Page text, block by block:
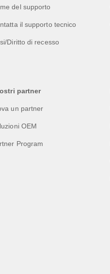
del supporto
il supporto tecnico
Diritto di recesso
partner
un partner
OEM
Program